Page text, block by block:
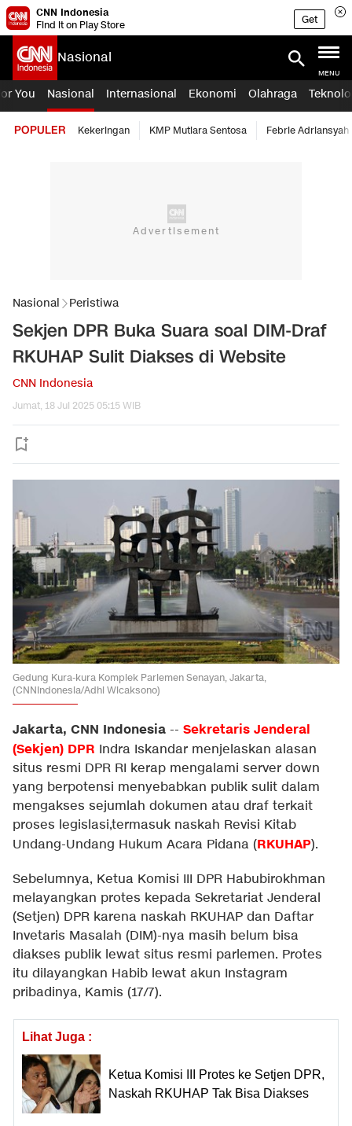
CNN Indonesia
Find it on Play Store
Get
Nasional
MENU
You Nasional Internasional Ekonomi Olahraga
POPULER Kekeringan KMP Mutiara Sentosa Febrie Adriansyah
Nasional Peristiwa
Sekjen DPR Buka Suara soal DIM-Draf
RKUHAP Sulit Diakses di Website
CNN Indonesia
Jumat, 18 Jul 2025 05:15 WIB
Gedung Kura-kura Komplek Parlemen Senayan, Jakarta,
(CNNIndonesia/Adhi Wicaksono)
Jakarta, CNN Indonesia -- Sekretaris Jenderal
(Sekjen) DPR Indra Iskandar menjelaskan alasan
situs resmi DPR RI kerap mengalami server down
yang berpotensi menyebabkan publik sulit dalam
mengakses sejumlah dokumen atau draf terkait
proses legislasi,termasuk naskah Revisi Kitab
Undang-Undang Hukum Acara Pidana (RKUHAP).
Sebelumnya, Ketua Komisi III DPR Habubirokhman
melayangkan protes kepada Sekretariat Jenderal
(Setjen) DPR karena naskah RKUHAP dan Daftar
Invetaris Masalah (DIM)-nya masih belum bisa
diakses publik lewat situs resmi parlemen. Protes
itu dilayangkan Habib lewat akun Instagram
pribadinya, Kamis (17/7).
Lihat Juga :
Ketua Komisi III Protes ke Setjen DPR,
Naskah RKUHAP Tak Bisa Diakses